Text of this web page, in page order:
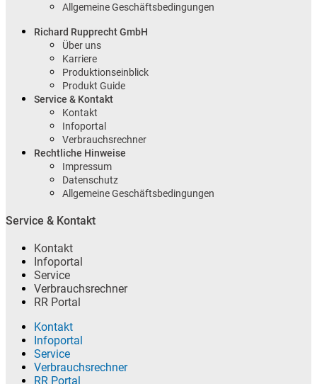
Allgemeine Geschäftsbedingungen
Richard Rupprecht GmbH
Über uns
Karriere
Produktionseinblick
Produkt Guide
Service & Kontakt
Kontakt
Infoportal
Verbrauchsrechner
Rechtliche Hinweise
Impressum
Datenschutz
Allgemeine Geschäftsbedingungen
Service & Kontakt
Kontakt
Infoportal
Service
Verbrauchsrechner
RR Portal
Kontakt
Infoportal
Service
Verbrauchsrechner
RR Portal